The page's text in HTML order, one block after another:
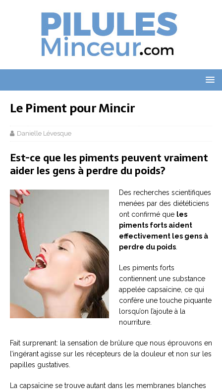
Le Piment pour Mincir
Danielle Lévesque
Est-ce que les piments peuvent vraiment
aider les gens à perdre du poids?
Des recherches scientifiques
menées par des diététiciens
ont confirmé que les
piments forts aident
effectivement les gens à
perdre du poids
Les piments forts
contiennent une substance
appelée capsaïcine, ce qui
confère une touche piquante
lorsqu’on l’ajoute à la
nourriture.
Fait surprenant: la sensation de brûlure que nous éprouvons en
l’ingérant agisse sur les récepteurs de la douleur et non sur les
papilles gustatives.
La capsaïcine se trouve autant dans les membranes blanches